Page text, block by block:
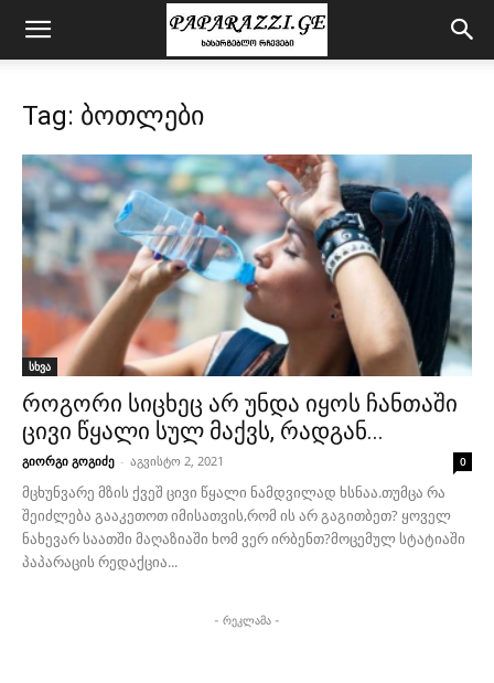
Tag: ბოთლები
სხვა
როგორი სიცხეც არ უნდა იყოს ჩანთაში
ცივი წყალი სულ მაქვს, რადგან...
გიორგი გოგიძე - აგვისტო 2, 2021 0
მცხუნვარე მზის ქვეშ ცივი წყალი ნამდვილად ხსნაა.თუმცა რა
შეიძლება გააკეთოთ იმისათვის,რომ ის არ გაგითბეთ? ყოველ
ნახევარ საათში მაღაზიაში ხომ ვერ ირბენთ?მოცემულ სტატიაში
პაპარაცის რედაქცია...
- რეკლამა -